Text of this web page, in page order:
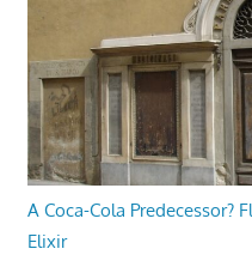
A Coca-Cola Predecessor?
Elixir